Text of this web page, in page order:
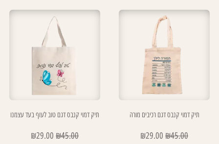
תיק דמוי קנבס דגם רכיבים מורה
₪45.00
₪29.00
תיק דמוי קנבס דגם טוב לעוף בעד עצמנו
₪45.00
₪29.00